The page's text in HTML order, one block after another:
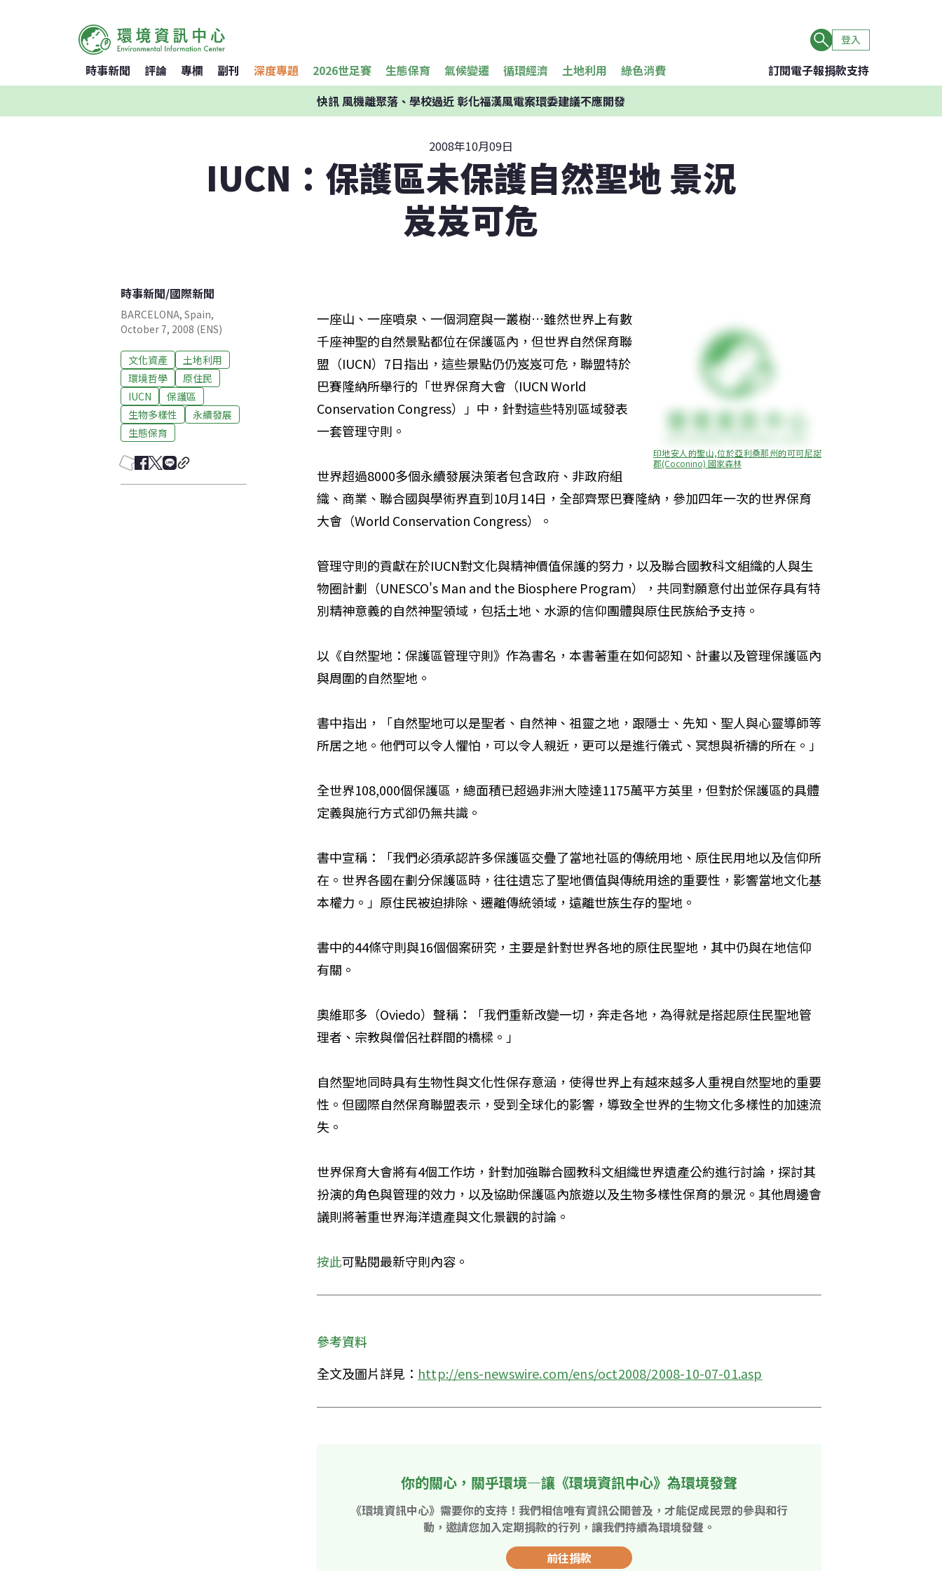
登入
時事新聞 評論 專欄 副刊 深度專題 2026世足賽 生態保育 氣候變遷 循環經濟 土地利用 綠色消費 訂閱電子報捐款支持
快訊風機離聚落、學校過近 彰化福漢風電案環委建議不應開發
2008年10月09日
IUCN：保護區未保護自然聖地 景況
岌岌可危
時事新聞/國際新聞
BARCELONA, Spain,
October 7, 2008 (ENS)
文化資產
土地利用
環境哲學
原住民
IUCN
保護區
生物多樣性
永續發展
生態保育
印地安人的聖山,位於亞利桑那州的可可尼諾
郡(Coconino) 國家森林
一座山、一座噴泉、一個洞窟與一叢樹…雖然世界上有數
千座神聖的自然景點都位在保護區內，但世界自然保育聯
盟（IUCN）7日指出，這些景點仍仍岌岌可危，聯盟特於
巴賽隆納所舉行的「世界保育大會（IUCN World
Conservation Congress）」中，針對這些特別區域發表
一套管理守則。
世界超過8000多個永續發展決策者包含政府、非政府組
織、商業、聯合國與學術界直到10月14日，全部齊聚巴賽隆納，參加四年一次的世界保育
大會（World Conservation Congress）。
管理守則的貢獻在於IUCN對文化與精神價值保護的努力，以及聯合國教科文組織的人與生
物圈計劃（UNESCO's Man and the Biosphere Program），共同對願意付出並保存具有特
別精神意義的自然神聖領域，包括土地、水源的信仰團體與原住民族給予支持。
以《自然聖地：保護區管理守則》作為書名，本書著重在如何認知、計畫以及管理保護區內
與周圍的自然聖地。
書中指出，「自然聖地可以是聖者、自然神、祖靈之地，跟隱士、先知、聖人與心靈導師等
所居之地。他們可以令人懼怕，可以令人親近，更可以是進行儀式、冥想與祈禱的所在。」
全世界108,000個保護區，總面積已超過非洲大陸達1175萬平方英里，但對於保護區的具體
定義與施行方式卻仍無共識。
書中宣稱：「我們必須承認許多保護區交疊了當地社區的傳統用地、原住民用地以及信仰所
在。世界各國在劃分保護區時，往往遺忘了聖地價值與傳統用途的重要性，影響當地文化基
本權力。」原住民被迫排除、遷離傳統領域，遠離世族生存的聖地。
書中的44條守則與16個個案研究，主要是針對世界各地的原住民聖地，其中仍與在地信仰
有關。
奧維耶多（Oviedo）聲稱：「我們重新改變一切，奔走各地，為得就是搭起原住民聖地管
理者、宗教與僧侶社群間的橋樑。」
自然聖地同時具有生物性與文化性保存意涵，使得世界上有越來越多人重視自然聖地的重要
性。但國際自然保育聯盟表示，受到全球化的影響，導致全世界的生物文化多樣性的加速流
失。
世界保育大會將有4個工作坊，針對加強聯合國教科文組織世界遺產公約進行討論，探討其
扮演的角色與管理的效力，以及協助保護區內旅遊以及生物多樣性保育的景況。其他周邊會
議則將著重世界海洋遺產與文化景觀的討論。
按此可點閱最新守則內容。
參考資料
全文及圖片詳見： http://ens-newswire.com/ens/oct2008/2008-10-07-01.asp
你的關心，關乎環境—讓《環境資訊中心》為環境發聲
《環境資訊中心》需要你的支持！我們相信唯有資訊公開普及，才能促成民眾的參與和行
動，邀請您加入定期捐款的行列，讓我們持續為環境發聲。
前往捐款